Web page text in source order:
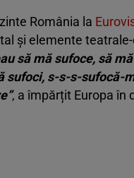
România la
și elemente
să mă sufoce, să
sufoci, s-s-s-sufocă-
, a împărțit Europa în